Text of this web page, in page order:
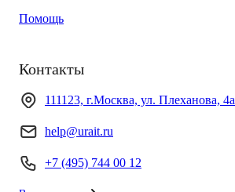
Помощь
Контакты
111123, г.Москва, ул. Плеханова, 4а
help@urait.ru
+7 (495) 744 00 12